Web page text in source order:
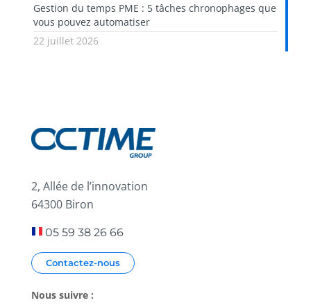
Gestion du temps PME : 5 tâches chronophages que
vous pouvez automatiser
22 juillet 2026
2, Allée de l’innovation
64300 Biron
05 59 38 26 66
Contactez-nous
Nous suivre :